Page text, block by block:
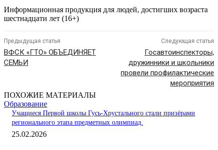
Информационная продукция для людей, достигших возраста
шестнадцати лет (16+)
Предыдущая статья
ВФСК «ГТО» ОБЪЕДИНЯЕТ
СЕМЬИ
Следующая статья
Госавтоинспекторы,
дружинники и школьники
провели профилактические
мероприятия
ПОХОЖИЕ МАТЕРИАЛЫ
Образование
Учащиеся Первой школы Гусь-Хрустального стали призёрами
регионального этапа предметных олимпиад.
25.02.2026